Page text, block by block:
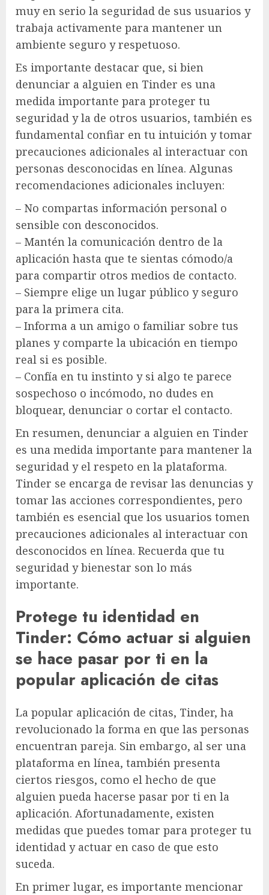
muy en serio la seguridad de sus usuarios y
trabaja activamente para mantener un
ambiente seguro y respetuoso.
Es importante destacar que, si bien
denunciar a alguien en Tinder es una
medida importante para proteger tu
seguridad y la de otros usuarios, también es
fundamental confiar en tu intuición y tomar
precauciones adicionales al interactuar con
personas desconocidas en línea. Algunas
recomendaciones adicionales incluyen:
– No compartas información personal o
sensible con desconocidos.
– Mantén la comunicación dentro de la
aplicación hasta que te sientas cómodo/a
para compartir otros medios de contacto.
– Siempre elige un lugar público y seguro
para la primera cita.
– Informa a un amigo o familiar sobre tus
planes y comparte la ubicación en tiempo
real si es posible.
– Confía en tu instinto y si algo te parece
sospechoso o incómodo, no dudes en
bloquear, denunciar o cortar el contacto.
En resumen, denunciar a alguien en Tinder
es una medida importante para mantener la
seguridad y el respeto en la plataforma.
Tinder se encarga de revisar las denuncias y
tomar las acciones correspondientes, pero
también es esencial que los usuarios tomen
precauciones adicionales al interactuar con
desconocidos en línea. Recuerda que tu
seguridad y bienestar son lo más
importante.
Protege tu identidad en
Tinder: Cómo actuar si alguien
se hace pasar por ti en la
popular aplicación de citas
La popular aplicación de citas, Tinder, ha
revolucionado la forma en que las personas
encuentran pareja. Sin embargo, al ser una
plataforma en línea, también presenta
ciertos riesgos, como el hecho de que
alguien pueda hacerse pasar por ti en la
aplicación. Afortunadamente, existen
medidas que puedes tomar para proteger tu
identidad y actuar en caso de que esto
suceda.
En primer lugar, es importante mencionar